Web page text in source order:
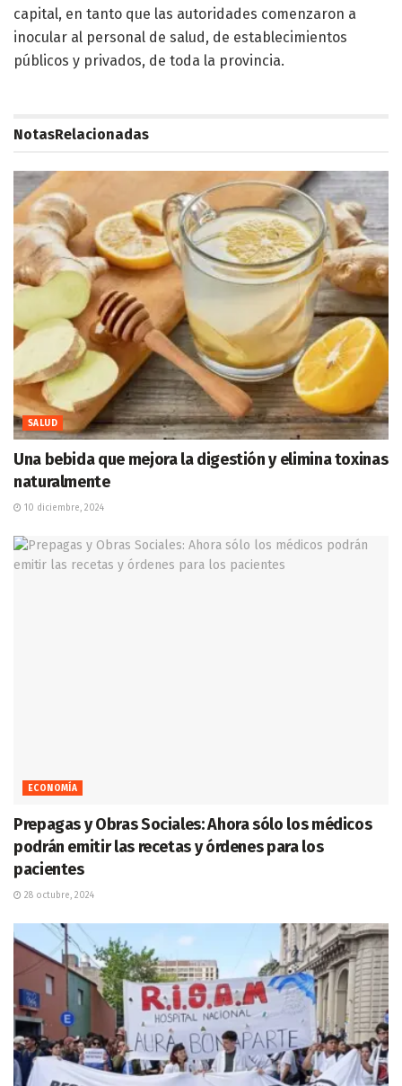
capital, en tanto que las autoridades comenzaron a
inocular al personal de salud, de establecimientos
públicos y privados, de toda la provincia.
NotasRelacionadas
SALUD
Una bebida que mejora la digestión y elimina toxinas
naturalmente
10 diciembre, 2024
ECONOMÍA
Prepagas y Obras Sociales: Ahora sólo los médicos
podrán emitir las recetas y órdenes para los
pacientes
28 octubre, 2024